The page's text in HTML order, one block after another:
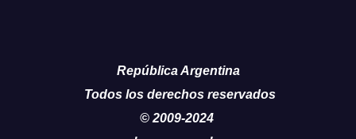
República Argentina
Todos los derechos reservados
© 2009-2024